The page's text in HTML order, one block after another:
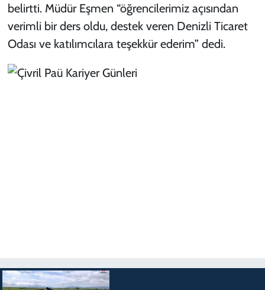
belirtti. Müdür Eşmen “öğrencilerimiz açısından
verimli bir ders oldu, destek veren Denizli Ticaret
Odası ve katılımcılara teşekkür ederim” dedi.